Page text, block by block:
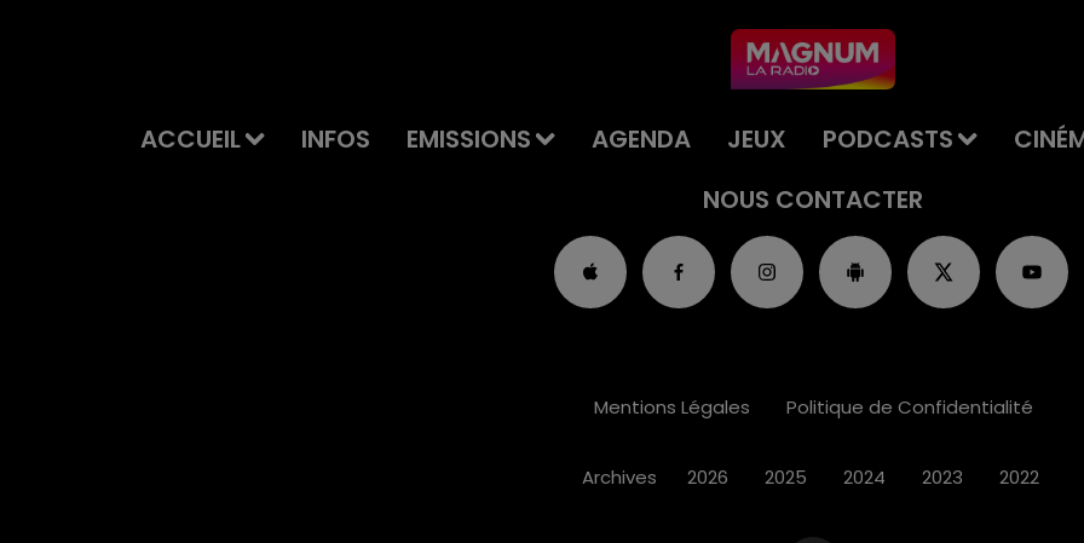
ACCUEIL INFOS EMISSIONS AGENDA JEUX PODCASTS
NOUS CONTACTER
Mentions Légales Politique de Confidentialité
Archives 2026 2025 2024 2023 2022